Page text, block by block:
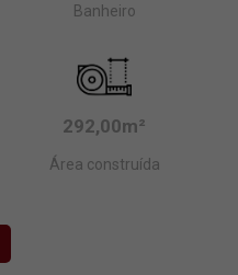
Banheiro
292,00m²
Área construída